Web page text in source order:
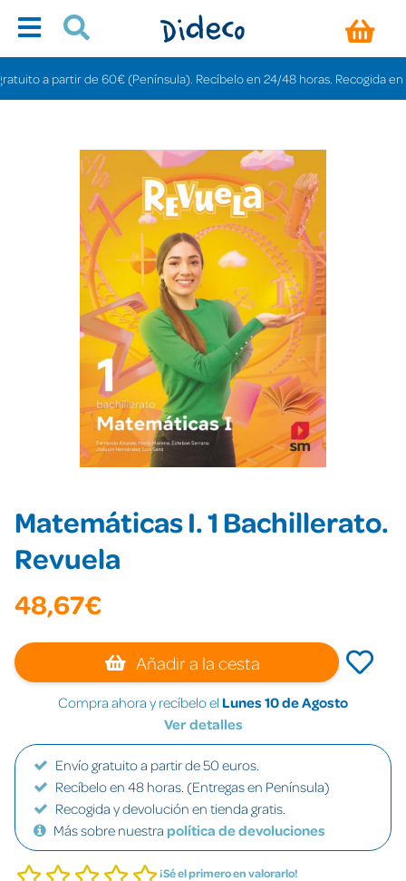
a partir de 60€ (Península). Recíbelo en 24/48 horas. Recogida en
Matemáticas I. 1 Bachillerato.
Revuela
48,67€
Añadir a la cesta
Compra ahora y recíbelo el Lunes 10 de Agosto
Ver detalles
Envío gratuito a partir de 50 euros.
Recíbelo en 48 horas. (Entregas en Península)
Recogida y devolución en tienda gratis.
Más sobre nuestra política de devoluciones
¡Sé el primero en valorarlo!